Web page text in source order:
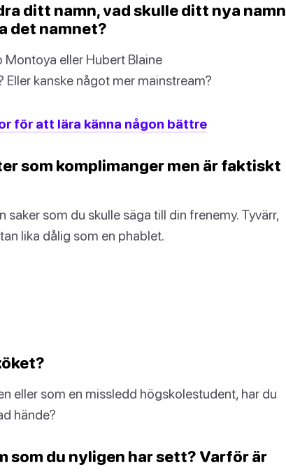
ditt namn, vad skulle ditt nya namn
det namnet?
Montoya eller Hubert Blaine
kanske något mer mainstream?
för att lära känna någon bättre
som komplimanger men är faktiskt
som du skulle säga till din frenemy. Tyvärr,
lika dålig som en phablet.
eller som en missledd högskolestudent, har du
hände?
som du nyligen har sett? Varför är